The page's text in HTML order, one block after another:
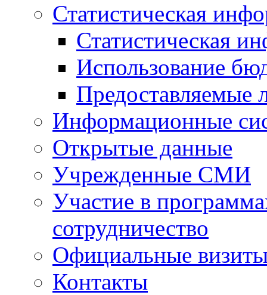
Статистическая
Статистическая
Использование
Предоставляемые
Информационные
Открытые данные
Учрежденные СМИ
Участие в
сотрудничество
Официальные
Контакты